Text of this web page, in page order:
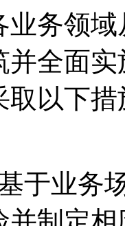
领域从政
并全面
采取以
基于业务